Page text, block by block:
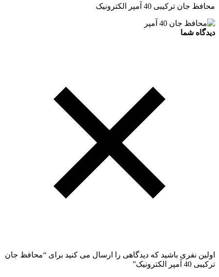
محافظ جان ترکیبی 40 آمپر الکترونیک
دیدگاه شما
اولین نفری باشید که دیدگاهی را ارسال می کنید برای “محافظ جان
ترکیبی 40 آمپر الکترونیک”